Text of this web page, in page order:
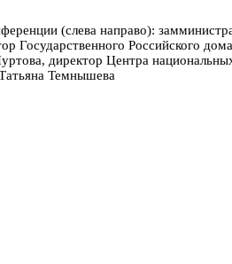
(слева направо):
Государственного Российского
директор Центра
Темнышева